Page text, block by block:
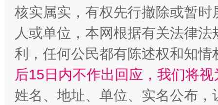
核实属实，有权先行撤除或暂
人或单位，本网根据有关法律
利，任何公民都有陈述权和知情
后15日内不作出回应，我们将
姓名、地址、单位、实名公布